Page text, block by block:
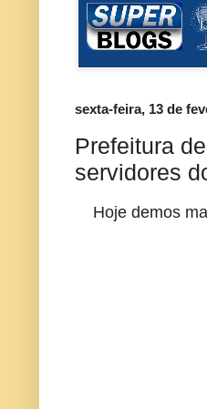
sexta-feira, 13 de
Prefeitura
servidores
Hoje demos